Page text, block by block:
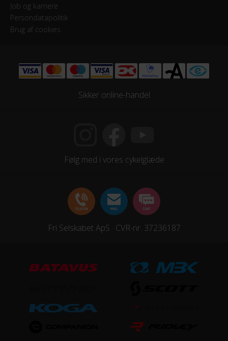
Walk assist
Nej
GEAR
SRAM NX - 11 Speed
SRAM FSA CK-745
Job og karriere
Persondatapolitik
Brug af cookies
Sikker online-handel
Følg med i vores cykelglæde
Fri Selskabet ApS · CVR-nr. 37236187